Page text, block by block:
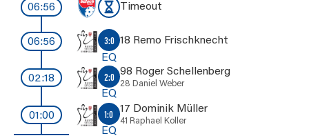
06:56
Timeout
06:56 18 Remo Frischknecht
3:0
EQ
02:18
98 Roger Schellenberg
28 Daniel Weber
2:0
EQ
01:00
17 Dominik Müller
41 Raphael Koller
1:0
EQ